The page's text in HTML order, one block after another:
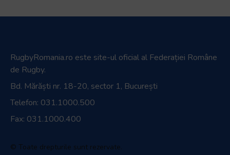
RugbyRomania.ro este site-ul oficial al Federației Române
de Rugby.
Bd. Mărăști nr. 18-20, sector 1, București
Telefon: 031.1000.500
Fax: 031.1000.400
© Toate drepturile sunt rezervate.